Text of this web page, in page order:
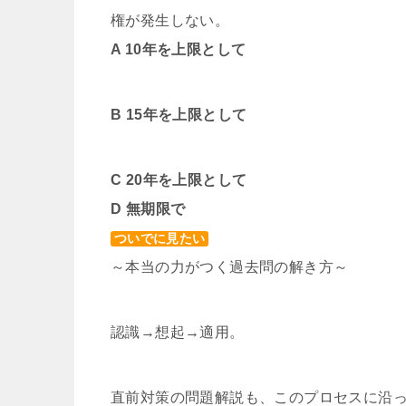
権が発生しない。
A 10年を上限として
B 15年を上限として
C 20年を上限として
D 無期限で
ついでに見たい
～本当の力がつく過去問の解き方～
認識→想起→適用。
直前対策の問題解説も、このプロセスに沿